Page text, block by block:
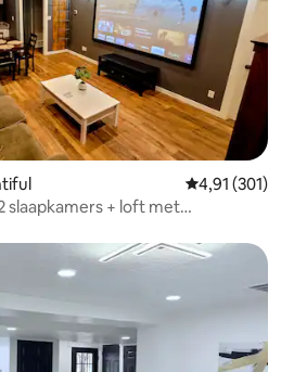
Gemiddelde
4,91 (301)
slaapkamers + loft met